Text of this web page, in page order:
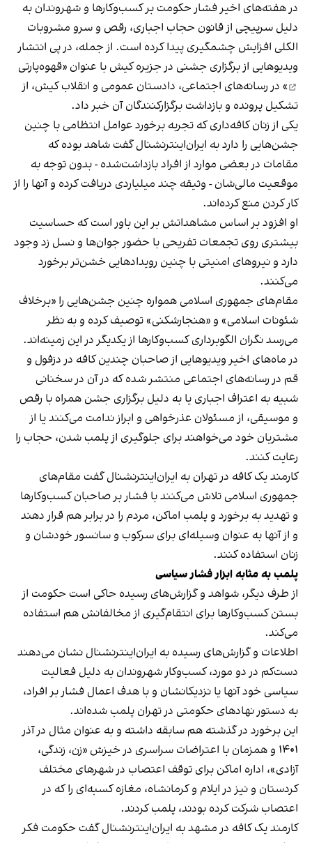
در هفته‌های اخیر فشار حکومت بر کسب‌وکارها و شهروندان به
دلیل سرپیچی از قانون حجاب اجباری، رقص و سرو مشروبات
الکلی افزایش چشمگیری پیدا کرده است. از جمله، در پی انتشار
ویدیوهایی از برگزاری جشنی در جزیره کیش با عنوان «قهوه‌پارتی
» در رسانه‌های اجتماعی، دادستان عمومی و انقلاب کیش، از
تشکیل پرونده و بازداشت برگزارکنندگان آن خبر داد.
یکی از زنان کافه‌داری که تجربه برخورد عوامل انتظامی با چنین
جشن‌هایی را دارد به ایران‌اینترنشنال گفت شاهد بوده که
مقامات در بعضی موارد از افراد بازداشت‌‌شده - بدون توجه به
موقعیت مالی‌شان - وثیقه چند میلیاردی دریافت کرده و آنها را از
کار کردن منع کرده‌اند.
او افزود بر اساس مشاهداتش بر این باور است که حساسیت
بیشتری روی تجمعات تفریحی با حضور جوان‌ها و نسل زد وجود
دارد و نیروهای امنیتی با چنین رویدادهایی خشن‌تر برخورد
می‌کنند.
مقام‌های جمهوری اسلامی همواره چنین جشن‌هایی را «برخلاف
شئونات اسلامی» و «هنجارشکنی» توصیف کرده و به نظر
می‌رسد نگران الگوبرداری کسب‌وکارها از یکدیگر در این زمینه‌اند.
در ماه‌های اخیر ویدیوهایی از صاحبان چندین کافه در دزفول و
قم در رسانه‌های اجتماعی منتشر شده که در آن در سخنانی
شبیه به اعتراف اجباری یا به دلیل برگزاری جشن همراه با رقص
و موسیقی، از مسئولان عذرخواهی و ابراز ندامت می‌کنند یا از
مشتریان خود می‌خواهند برای جلوگیری از پلمب شدن، حجاب را
رعایت کنند.
کارمند یک کافه در تهران به ایران‌اینترنشنال گفت مقام‌های
جمهوری اسلامی تلاش می‌کنند با فشار بر صاحبان کسب‌وکارها
و تهدید به برخورد و پلمب اماکن، مردم را در برابر هم قرار دهند
و از آنها به عنوان وسیله‌ای برای سرکوب و سانسور خودشان و
زنان استفاده کنند.
پلمب به مثابه ابزار فشار سیاسی
از طرف دیگر، شواهد و گزارش‌های رسیده حاکی است حکومت از
بستن کسب‌وکارها برای انتقام‌گیری از مخالفانش هم استفاده
می‌کند.
اطلاعات و گزارش‌های رسیده به ایران‌اینترنشنال نشان می‌دهند
دست‌کم در دو مورد، کسب‌وکار شهروندان به دلیل فعالیت
سیاسی خود آنها یا نزدیکانشان و با هدف اعمال فشار بر افراد،
به دستور نهادهای حکومتی در تهران پلمب شده‌اند.
این برخورد در گذشته هم سابقه داشته و به عنوان مثال در آذر
۱۴۰۱ و همزمان با اعتراضات سراسری در خیزش «زن، زندگی،
آزادی»، اداره اماکن برای توقف اعتصاب در شهرهای مختلف
کردستان و نیز در ایلام و کرمانشاه، مغازه کسبه‌ای را که در
اعتصاب شرکت کرده بودند، پلمب کردند.
کارمند یک کافه در مشهد به ایران‌اینترنشنال گفت حکومت فکر